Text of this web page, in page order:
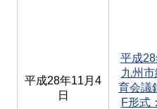
平成28年11月4
日
平成
九州
育会議
F形式